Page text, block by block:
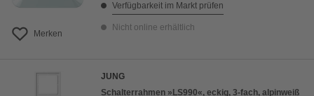
Merken
Verfügbarkeit im Markt prüfen
Nicht online erhältlich
JUNG
Schalterrahmen »LS990«, eckig, 3-fach, alpinweiß